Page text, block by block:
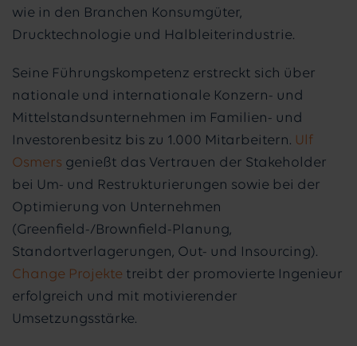
wie in den Branchen Konsumgüter,
Drucktechnologie und Halbleiterindustrie.
Seine Führungskompetenz erstreckt sich über
nationale und internationale Konzern- und
Mittelstandsunternehmen im Familien- und
Investorenbesitz bis zu 1.000 Mitarbeitern. Ulf
Osmers genießt das Vertrauen der Stakeholder
bei Um- und Restrukturierungen sowie bei der
Optimierung von Unternehmen
(Greenfield-/Brownfield-Planung,
Standortverlagerungen, Out- und Insourcing).
Change Projekte treibt der promovierte Ingenieur
erfolgreich und mit motivierender
Umsetzungsstärke.